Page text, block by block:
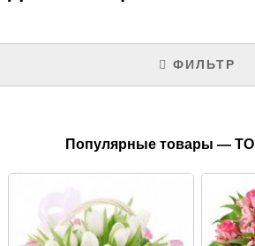
ФИЛЬТР
Популярные товары —